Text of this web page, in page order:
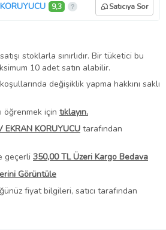
9,3 Satıcıya Sor
stoklarla sınırlıdır. Bir tüketici bu
10 adet satın alabilir.
değişiklik yapma hakkını saklı
öğrenmek için tıklayın.
EKRAN KORUYUCU tarafından
geçerli 350,00 TL Üzeri Kargo Bedava
Görüntüle
fiyat bilgileri, satıcı tarafından